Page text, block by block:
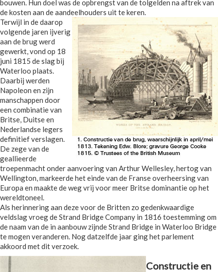
bouwen. Hun doel was de opbrengst van de tolgelden na aftrek van
de kosten aan de aandeelhouders uit te keren.
Terwijl in de daarop
volgende jaren ijverig
aan de brug werd
gewerkt, vond op 18
juni 1815 de slag bij
Waterloo plaats.
Daarbij werden
Napoleon en zijn
manschappen door
een combinatie van
Britse, Duitse en
Nederlandse legers
definitief verslagen.
De zege van de
geallieerde
troepenmacht onder aanvoering van Arthur Wellesley, hertog van
Wellington, markeerde het einde van de Franse overheersing van
Europa en maakte de weg vrij voor meer Britse dominantie op het
wereldtoneel.
Als herinnering aan deze voor de Britten zo gedenkwaardige
veldslag vroeg de Strand Bridge Company in 1816 toestemming om
de naam van de in aanbouw zijnde Strand Bridge in Waterloo Bridge
te mogen veranderen. Nog datzelfde jaar ging het parlement
akkoord met dit verzoek.
Constructie en